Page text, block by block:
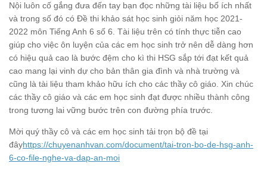
Nội luôn cố gắng đưa đến tay bạn đọc những tài liệu bổ ích nhất
và trong số đó có Đề thi khảo sát học sinh giỏi năm học 2021-
2022 môn Tiếng Anh 6 số 6. Tài liệu trên có tính thực tiễn cao
giúp cho việc ôn luyện của các em học sinh trở nên dễ dàng hơn
có hiệu quả cao là bước đệm cho kì thi HSG sắp tới đạt kết quả
cao mang lại vinh dự cho bản thân gia đình và nhà trường và
cũng là tài liệu tham khảo hữu ích cho các thầy cô giáo. Xin chúc
các thầy cô giáo và các em học sinh đạt được nhiều thành công
trong tương lai vững bước trên con đường phía trước.
Mời quý thầy cô và các em học sinh tải trọn bộ đề tại
đâyhttps://chuyenanhvan.com/document/tai-tron-bo-de-hsg-anh-
6-co-file-nghe-va-dap-an-moi